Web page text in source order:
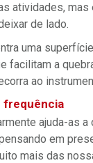
atividades, mas
de lado.
uma
facilitam a
ao
frequência
ajuda-as
em
mais das